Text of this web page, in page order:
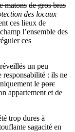
matons de gros bras
des locaux
ces lieux de
l’ensemble des
ces
un peu
responsabilité : ils ne
le porc
appartement et de
trop dures à
sagacité en